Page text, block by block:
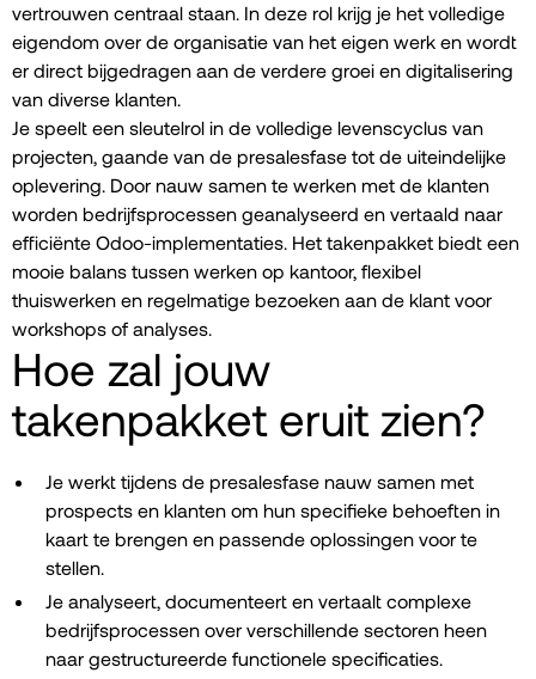
vertrouwen centraal staan. In deze rol krijg je het volledige
eigendom over de organisatie van het eigen werk en wordt
er direct bijgedragen aan de verdere groei en digitalisering
van diverse klanten.
Je speelt een sleutelrol in de volledige levenscyclus van
projecten, gaande van de presalesfase tot de uiteindelijke
oplevering. Door nauw samen te werken met de klanten
worden bedrijfsprocessen geanalyseerd en vertaald naar
efficiënte Odoo-implementaties. Het takenpakket biedt een
mooie balans tussen werken op kantoor, flexibel
thuiswerken en regelmatige bezoeken aan de klant voor
workshops of analyses.
Hoe zal jouw
takenpakket eruit zien?
Je werkt tijdens de presalesfase nauw samen met
prospects en klanten om hun specifieke behoeften in
kaart te brengen en passende oplossingen voor te
stellen.
Je analyseert, documenteert en vertaalt complexe
bedrijfsprocessen over verschillende sectoren heen
naar gestructureerde functionele specificaties.